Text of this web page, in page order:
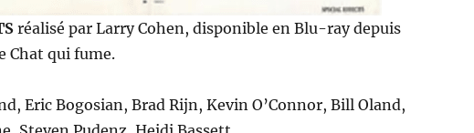
réalisé par Larry Cohen, disponible en Blu-ray depuis
Chat qui fume.
Eric Bogosian, Brad Rijn, Kevin O’Connor, Bill Oland,